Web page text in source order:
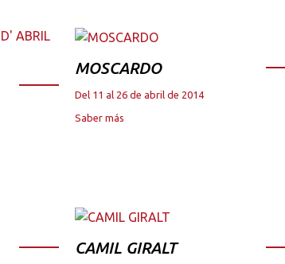
MOSCARDO
Del 11 al 26 de abril de 2014
Saber más
CAMIL GIRALT